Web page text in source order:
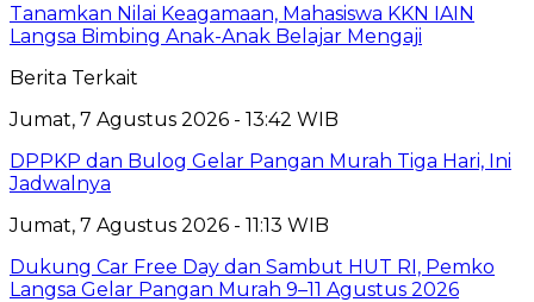
Tanamkan Nilai Keagamaan, Mahasiswa KKN IAIN
Langsa Bimbing Anak-Anak Belajar Mengaji
Berita Terkait
Jumat, 7 Agustus 2026 - 13:42 WIB
DPPKP dan Bulog Gelar Pangan Murah Tiga Hari, Ini
Jadwalnya
Jumat, 7 Agustus 2026 - 11:13 WIB
Dukung Car Free Day dan Sambut HUT RI, Pemko
Langsa Gelar Pangan Murah 9–11 Agustus 2026